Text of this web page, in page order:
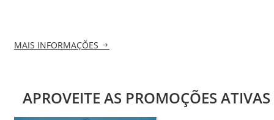
MAIS INFORMAÇÕES
APROVEITE AS PROMOÇÕES ATIVAS